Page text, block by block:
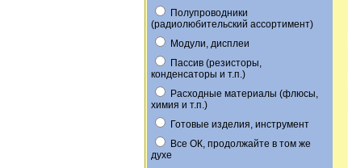
Полупроводники
(радиолюбительский ассортимент)
Модули, дисплеи
Пассив (резисторы,
конденсаторы и т.п.)
Расходные материалы (флюсы,
химия и т.п.)
Готовые изделия, инструмент
Все ОК, продолжайте в том же
духе